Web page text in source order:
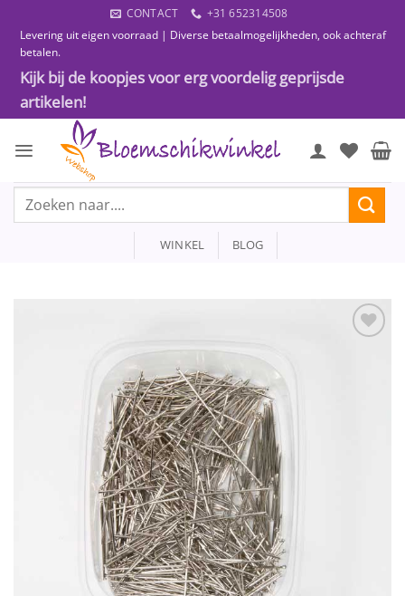
naar
inhoud
CONTACT
+31 652314508
Levering uit eigen voorraad | Diverse betaalmogelijkheden, ook achteraf
betalen.
Kijk bij de koopjes voor erg voordelig geprijsde
artikelen!
Zoeken
WINKEL BLOG